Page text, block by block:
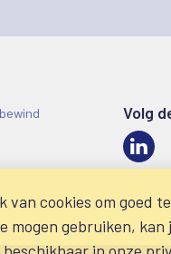
Volg
van cookies om goed
mogen gebruiken,